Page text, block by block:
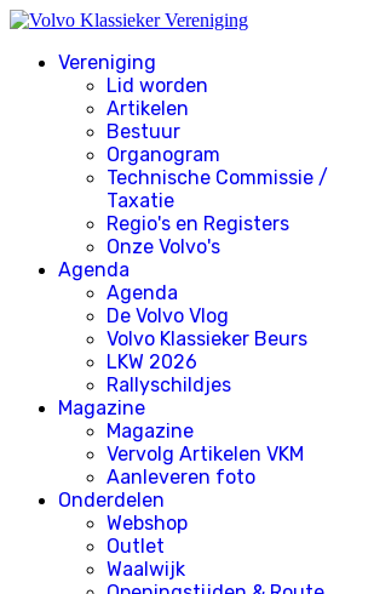
Vereniging
Lid worden
Artikelen
Bestuur
Organogram
Technische Commissie /
Taxatie
Regio's en Registers
Onze Volvo's
Agenda
Agenda
De Volvo Vlog
Volvo Klassieker Beurs
LKW 2026
Rallyschildjes
Magazine
Magazine
Vervolg Artikelen VKM
Aanleveren foto
Onderdelen
Webshop
Outlet
Waalwijk